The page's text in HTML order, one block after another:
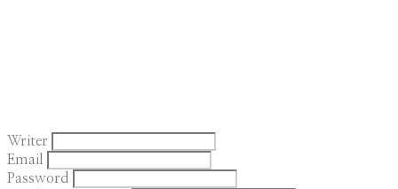
Writer
Email
Password